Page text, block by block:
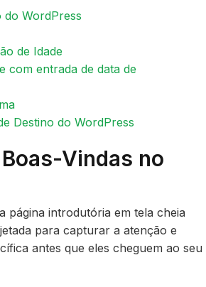
do WordPress
de Idade
com entrada de data de
Destino do WordPress
Vindas no
página introdutória em tela cheia
para capturar a atenção e
antes que eles cheguem ao seu